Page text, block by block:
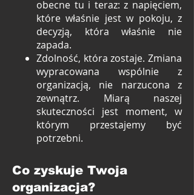
obecne tu i teraz: z napięciem,
które właśnie jest w pokoju, z
decyzją, która właśnie nie
zapada.
Zdolność, która zostaje. Zmiana
wypracowana wspólnie z
organizacją, nie narzucona z
zewnątrz. Miarą naszej
skuteczności jest moment, w
którym przestajemy być
potrzebni.
Co zyskuje Twoja
organizacja?